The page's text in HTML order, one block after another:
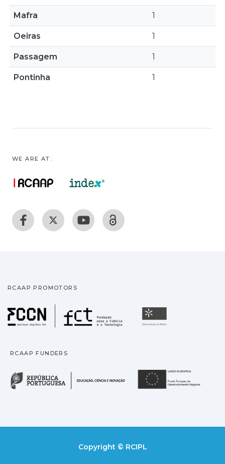
Mafra 1
Oeiras 1
Passagem 1
Pontinha 1
WE ARE AT:
RCAAP PROMOTORS
Fundação para a
RCAAP FUNDERS
República Portuguesa
Copyright © RCIPL